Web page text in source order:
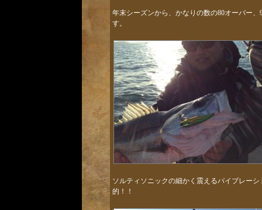
年末シーズンから、かなりの数の80オーバー
す。
ソルティソニックの細かく震えるバイブレー
的！！